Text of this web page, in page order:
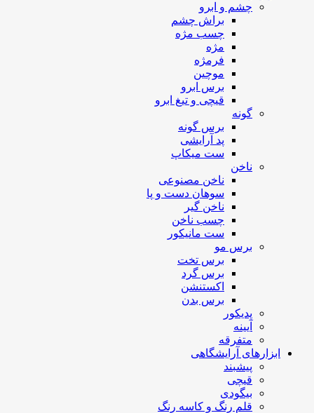
چشم و ابرو
براش چشم
چسب مژه
مژه
فرمژه
موچین
برس ابرو
قیچی و تیغ ابرو
گونه
برس گونه
پد آرایشی
ست میکاپ
ناخن
ناخن مصنوعی
سوهان دست و پا
ناخن گیر
چسب ناخن
ست مانیکور
برس مو
برس تخت
برس گرد
اکستنشن
برس بدن
پدیکور
آیینه
متفرقه
ابزارهای آرایشگاهی
پیشبند
قیچی
بیگودی
قلم رنگ و کاسه رنگ